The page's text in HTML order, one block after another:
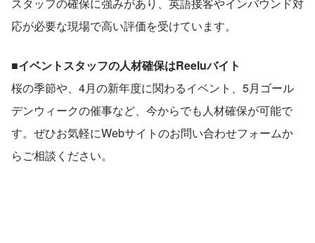
スタッフの確保に強みがあり、英語接客やインバウンド対
応が必要な現場で高い評価を受けています。
■イベントスタッフの人材確保はReeluバイト
桜の季節や、4月の新年度に関わるイベント、5月ゴール
デンウィークの催事など、今からでも人材確保が可能で
す。ぜひお気軽にWebサイトのお問い合わせフォームか
らご相談ください。